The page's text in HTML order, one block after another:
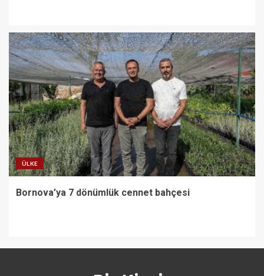
ÜLKE
Bornova’ya 7 dönümlük cennet bahçesi